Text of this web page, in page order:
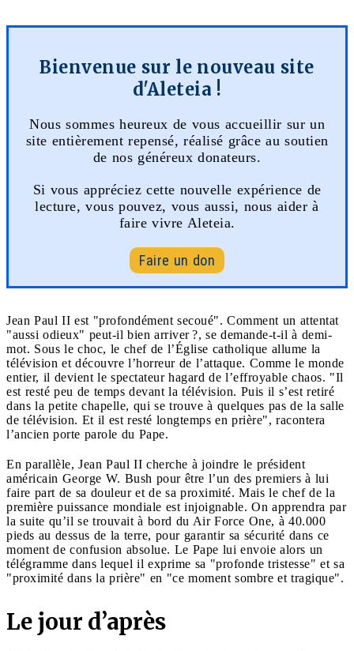
Bienvenue sur le nouveau site
d'Aleteia !
Nous sommes heureux de vous accueillir sur un
site entièrement repensé, réalisé grâce au soutien
de nos généreux donateurs.
Si vous appréciez cette nouvelle expérience de
lecture, vous pouvez, vous aussi, nous aider à
faire vivre Aleteia.
Faire un don
Jean Paul II est "profondément secoué". Comment un attentat
"aussi odieux" peut-il bien arriver ?, se demande-t-il à demi-
mot. Sous le choc, le chef de l’Église catholique allume la
télévision et découvre l’horreur de l’attaque. Comme le monde
entier, il devient le spectateur hagard de l’effroyable chaos. "Il
est resté peu de temps devant la télévision. Puis il s’est retiré
dans la petite chapelle, qui se trouve à quelques pas de la salle
de télévision. Et il est resté longtemps en prière", racontera
l’ancien porte parole du Pape.
En parallèle, Jean Paul II cherche à joindre le président
américain George W. Bush pour être l’un des premiers à lui
faire part de sa douleur et de sa proximité. Mais le chef de la
première puissance mondiale est injoignable. On apprendra par
la suite qu’il se trouvait à bord du Air Force One, à 40.000
pieds au dessus de la terre, pour garantir sa sécurité dans ce
moment de confusion absolue. Le Pape lui envoie alors un
télégramme dans lequel il exprime sa "profonde tristesse" et sa
"proximité dans la prière" en "ce moment sombre et tragique".
Le jour d’après